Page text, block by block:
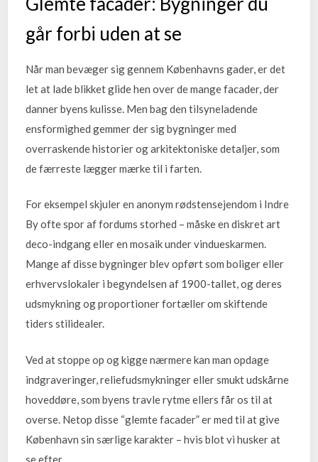
går forbi uden at se
Når man bevæger sig gennem Københavns gader, er det
let at lade blikket glide hen over de mange facader, der
danner byens kulisse. Men bag den tilsyneladende
ensformighed gemmer der sig bygninger med
overraskende historier og arkitektoniske detaljer, som
de færreste lægger mærke til i farten.
For eksempel skjuler en anonym rødstensejendom i Indre
By ofte spor af fordums storhed – måske en diskret art
deco-indgang eller en mosaik under vindueskarmen.
Mange af disse bygninger blev opført som boliger eller
erhvervslokaler i begyndelsen af 1900-tallet, og deres
udsmykning og proportioner fortæller om skiftende
tiders stilidealer.
Ved at stoppe op og kigge nærmere kan man opdage
indgraveringer, reliefudsmykninger eller smukt udskårne
hoveddøre, som byens travle rytme ellers får os til at
overse. Netop disse “glemte facader” er med til at give
København sin særlige karakter – hvis blot vi husker at
se efter.